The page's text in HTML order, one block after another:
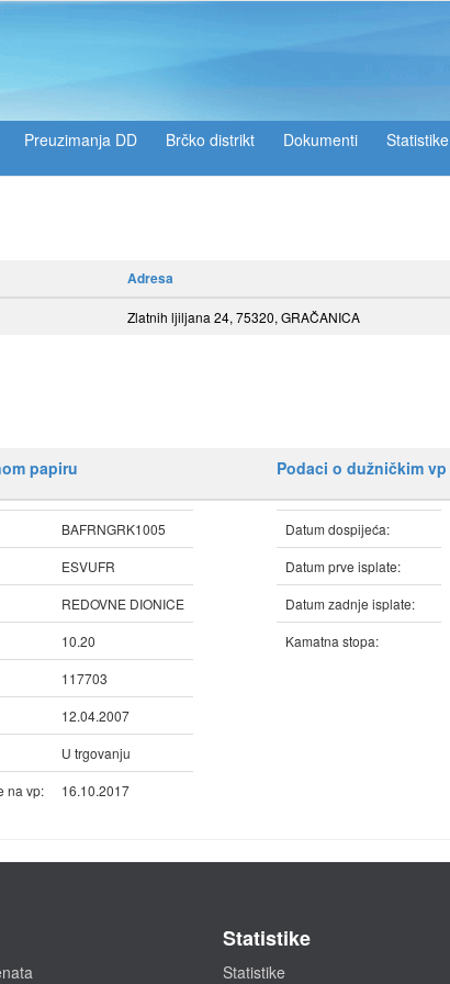
Preuzimanja DD Brčko distrikt Dokumenti Statistike
Adresa
Zlatnih ljiljana 24, 75320, GRAČANICA
papiru Podaci o dužničkim vp
BAFRNGRK1005
ESVUFR
REDOVNE DIONICE
10.20
117703
12.04.2007
U trgovanju
na vp:
16.10.2017
Datum dospijeća:
Datum prve isplate:
Datum zadnje isplate:
Kamatna stopa:
Statistike
Statistike